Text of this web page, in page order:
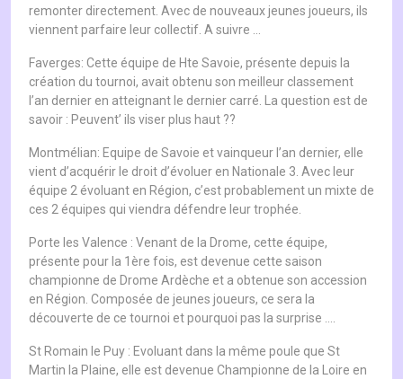
remonter directement. Avec de nouveaux jeunes joueurs, ils
viennent parfaire leur collectif. A suivre …
Faverges: Cette équipe de Hte Savoie, présente depuis la
création du tournoi, avait obtenu son meilleur classement
l’an dernier en atteignant le dernier carré. La question est de
savoir : Peuvent’ ils viser plus haut ??
Montmélian: Equipe de Savoie et vainqueur l’an dernier, elle
vient d’acquérir le droit d’évoluer en Nationale 3. Avec leur
équipe 2 évoluant en Région, c’est probablement un mixte de
ces 2 équipes qui viendra défendre leur trophée.
Porte les Valence : Venant de la Drome, cette équipe,
présente pour la 1ère fois, est devenue cette saison
championne de Drome Ardèche et a obtenue son accession
en Région. Composée de jeunes joueurs, ce sera la
découverte de ce tournoi et pourquoi pas la surprise ….
St Romain le Puy : Evoluant dans la même poule que St
Martin la Plaine, elle est devenue Championne de la Loire en